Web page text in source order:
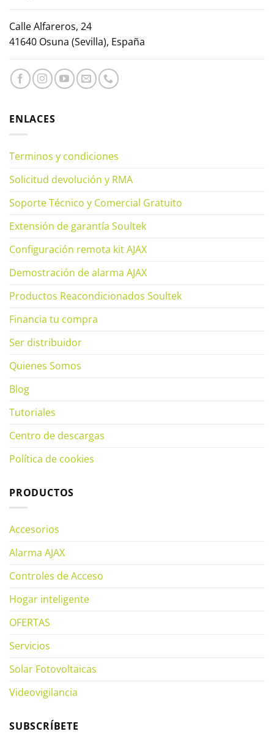
Calle Alfareros, 24
41640 Osuna (Sevilla), España
ENLACES
Terminos y condiciones
Solicitud devolución y RMA
Soporte Técnico y Comercial Gratuito
Extensión de garantía Soultek
Configuración remota kit AJAX
Demostración de alarma AJAX
Productos Reacondicionados Soultek
Financia tu compra
Ser distribuidor
Quienes Somos
Blog
Tutoriales
Centro de descargas
Política de cookies
PRODUCTOS
Accesorios
Alarma AJAX
Controles de Acceso
Hogar inteligente
OFERTAS
Servicios
Solar Fotovoltaicas
Videovigilancia
SUBSCRÍBETE